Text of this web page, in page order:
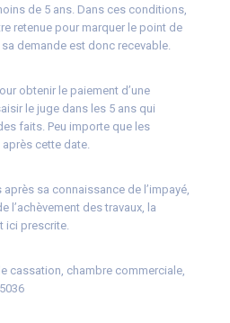
de 5 ans. Dans ces conditions,
retenue pour marquer le point de
demande est donc recevable.
obtenir le paiement d’une
le juge dans les 5 ans qui
faits. Peu importe que les
cette date.
après sa connaissance de l’impayé,
l’achèvement des travaux, la
ici prescrite.
cassation, chambre commerciale,